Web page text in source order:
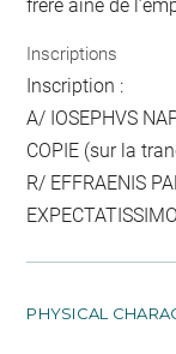
frère aîné de
Inscriptions
Inscription :
A/ IOSEPHVS
COPIE (sur la
R/ EFFRAENIS
PHYSICAL